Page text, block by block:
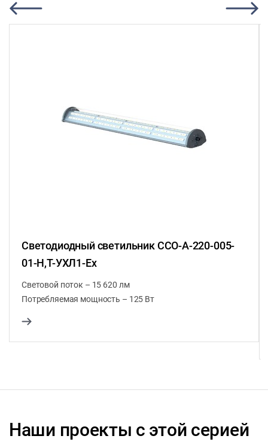
Светодиодный светильник CCO-A-220-005-
01-H,T-УХЛ1-Ex
Световой поток – 15 620 лм
Потребляемая мощность – 125 Вт
Наши проекты с этой серией